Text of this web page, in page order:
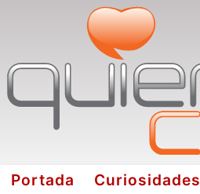
Portada Curiosidades